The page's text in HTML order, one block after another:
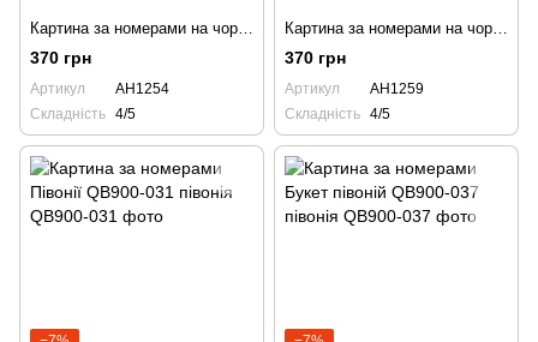
Картина за номерами на чорному полотні Рожево-білі квіти AH1254 піони півонія
370 грн
Артикул
AH1254
Складність 4/5
Картина за номерами на чорному полотні Півонієподібні квіти AH1259
370 грн
Артикул
AH1259
Складність 4/5